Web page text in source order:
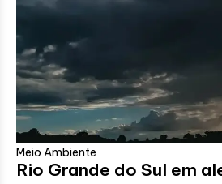
Meio Ambiente
Rio Grande do Sul em